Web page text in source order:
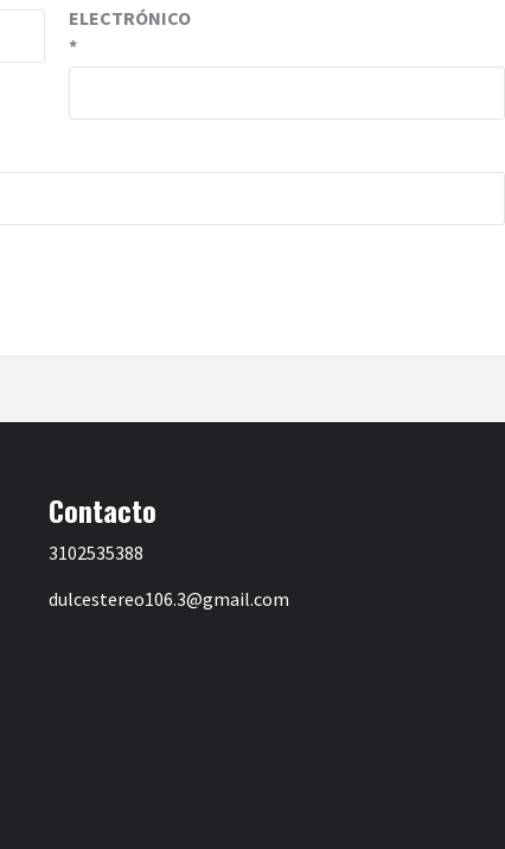
ELECTRÓNICO
*
Contacto
3102535388
dulcestereo106.3@gmail.com